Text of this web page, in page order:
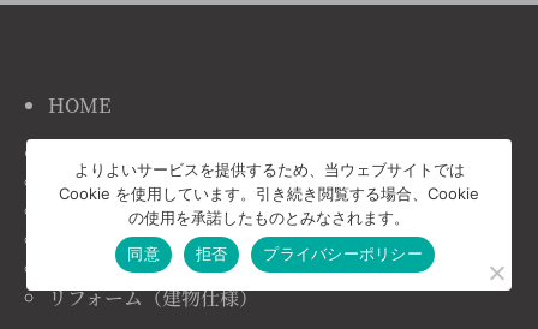
HOME
コンセプト
施工事例
注文住宅（建物仕様）
リノベーション（建物仕様）
リフォーム（建物仕様）
よりよいサービスを提供するため、当ウェブサイトでは
Cookie を使用しています。引き続き閲覧する場合、Cookie
の使用を承諾したものとみなされます。
同意
拒否 プライバシーポリシー